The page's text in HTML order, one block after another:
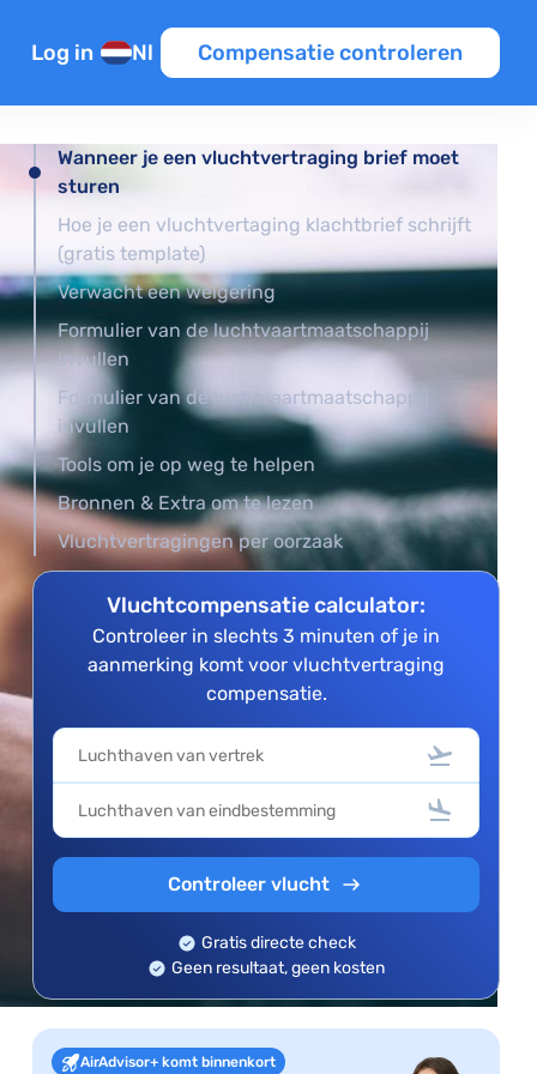
Log in Nl Compensatie controleren
Wanneer je een vluchtvertraging brief moet
sturen
Hoe je een vluchtvertaging klachtbrief schrijft
(gratis template)
Verwacht een weigering
Formulier van de luchtvaartmaatschappij
invullen
Formulier van de luchtvaartmaatschappij
invullen
Tools om je op weg te helpen
Bronnen & Extra om te lezen
Vluchtvertragingen per oorzaak
Vluchtcompensatie calculator:
Controleer in slechts 3 minuten of je in
aanmerking komt voor vluchtvertraging
compensatie.
Controleer vlucht
Gratis directe check
Geen resultaat, geen kosten
AirAdvisor+ komt binnenkort